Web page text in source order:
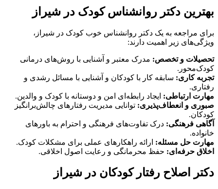
بهترین دکتر روانشناس کودک در شیراز
برای مراجعه به یک دکتر روانشناس خوب کودک در شیراز،
ویژگی‌های زیر اهمیت دارند:
تحصیلات و تخصص: مدرک معتبر و آشنایی با روش‌های درمانی
کودک‌محور.
تجربه کاری: سابقه کار با کودکان و آشنایی با مسائل رشدی و
رفتاری.
مهارت ارتباطی: ایجاد رابطه‌ای امن و دوستانه با کودک و والدین.
صبوری و انعطاف‌پذیری: توانایی مدیریت رفتارهای چالش‌برانگیز
کودکان.
آگاهی فرهنگی: درک تفاوت‌های فرهنگی و احترام به باورهای
خانواده.
مهارت حل مسئله: ارائه راهکارهای عملی برای مشکلات کودک.
اخلاق حرفه‌ای: حفظ محرمانگی و رعایت اصول اخلاقی.
دکتر اصلاح رفتار کودکان در شیراز